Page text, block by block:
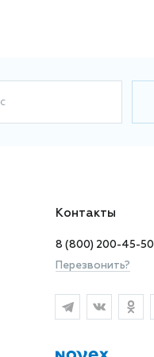
Контакты
8 (800) 200-45-50
Перезвонить?